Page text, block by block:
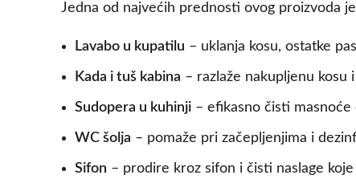
Jedna od najvećih prednosti ovog proizvoda
Lavabo u kupatilu – uklanja kosu, ostatke
Kada i tuš kabina – razlaže nakupljenu kosu
Sudopera u kuhinji – efikasno čisti
WC šolja – pomaže pri začepljenjima i
Sifon – prodire kroz sifon i čisti naslage